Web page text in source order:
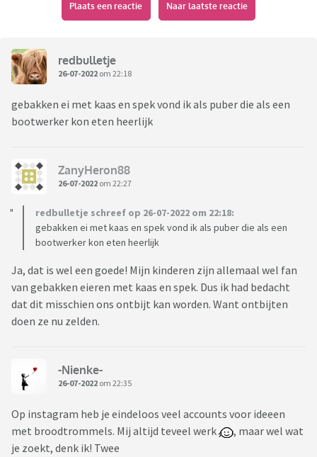
Plaats een reactie Naar laatste reactie
redbulletje
26-07-2022 om 22:18
gebakken ei met kaas en spek vond ik als puber die als een
bootwerker kon eten heerlijk
ZanyHeron88
26-07-2022 om 22:27
redbulletje schreef op 26-07-2022 om 22:18:
gebakken ei met kaas en spek vond ik als puber die als een
bootwerker kon eten heerlijk
Ja, dat is wel een goede! Mijn kinderen zijn allemaal wel fan
van gebakken eieren met kaas en spek. Dus ik had bedacht
dat dit misschien ons ontbijt kan worden. Want ontbijten
doen ze nu zelden.
-Nienke-
26-07-2022 om 22:35
Op instagram heb je eindeloos veel accounts voor ideeen
met broodtrommels. Mij altijd teveel werk
, maar wel wat
je zoekt, denk ik! Twee